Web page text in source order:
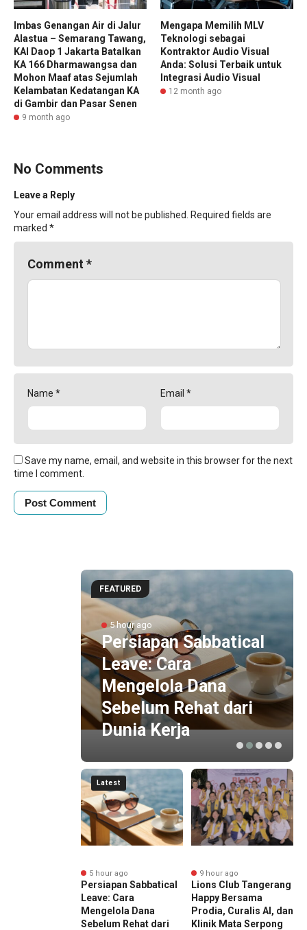
Imbas Genangan Air di Jalur
Alastua – Semarang Tawang,
KAI Daop 1 Jakarta Batalkan
KA 166 Dharmawangsa dan
Mohon Maaf atas Sejumlah
Kelambatan Kedatangan KA
di Gambir dan Pasar Senen
9 month ago
Mengapa Memilih MLV
Teknologi sebagai
Kontraktor Audio Visual
Anda: Solusi Terbaik untuk
Integrasi Audio Visual
12 month ago
No Comments
Leave a Reply
Your email address will not be published.
Required fields are
marked *
Comment *
Name * Email *
Save my name, email, and website in this browser for the next
time I comment.
FEATURED
5 hour ago
Persiapan Sabbatical
Leave: Cara
Mengelola Dana
Sebelum Rehat dari
Dunia Kerja
Latest
5 hour ago
Persiapan Sabbatical
Leave: Cara
Mengelola Dana
Sebelum Rehat dari
9 hour ago
Lions Club Tangerang
Happy Bersama
Prodia, Curalis AI, dan
Klinik Mata Serpong